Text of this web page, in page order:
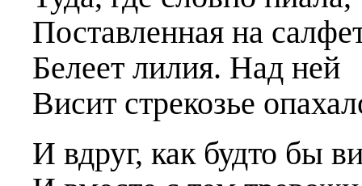
Поставленная на
Белеет лилия. Над ней
Висит стрекозье
И вдруг, как будто бы